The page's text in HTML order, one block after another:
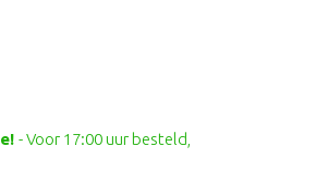
- Voor 17:00 uur besteld,